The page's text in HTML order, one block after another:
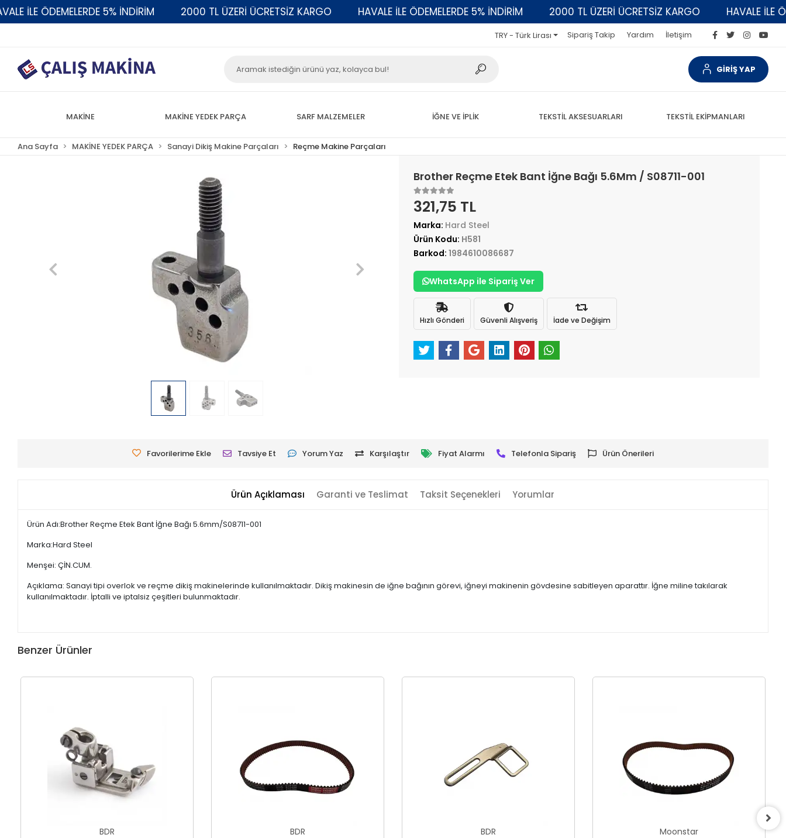
İLE ÖDEMELERDE 5% İNDİRİM 2000 TL ÜZERİ ÜCRETSİZ KARGO HAVALE İLE ÖDEMELERDE 5% İNDİRİM 2000 TL ÜZERİ ÜCRETSİZ KARGO HAVALE İLE
TRY - Türk Lirası Sipariş Takip Yardım İletişim
GİRİŞ YAP
MAKİNE MAKİNE YEDEK PARÇA SARF MALZEMELER İĞNE VE İPLİK TEKSTİL AKSESUARLARI TEKSTİL EKİPMANLARI
Ana Sayfa MAKİNE YEDEK PARÇA Sanayi Dikiş Makine Parçaları Reçme Makine Parçaları
Brother Reçme Etek Bant İğne Bağı 5.6Mm / S08711-001
321,75 TL
Marka: Hard Steel
Ürün Kodu: H581
Barkod: 1984610086687
WhatsApp ile Sipariş Ver
Hızlı Gönderi Güvenli Alışveriş İade ve Değişim
Favorilerime Ekle Tavsiye Et Yorum Yaz Karşılaştır Fiyat Alarmı Telefonla Sipariş Ürün Önerileri
Ürün Açıklaması Garanti ve Teslimat Taksit Seçenekleri Yorumlar
Ürün Adı:Brother Reçme Etek Bant İğne Bağı 5.6mm/S08711-001
Marka:Hard Steel
Menşei: ÇİN.CUM.
Açıklama: Sanayi tipi overlok ve reçme dikiş makinelerinde kullanılmaktadır. Dikiş makinesin de iğne bağının görevi, iğneyi makinenin gövdesine sabitleyen aparattır. İğne miline takılarak
kullanılmaktadır. İptalli ve iptalsiz çeşitleri bulunmaktadır.
Benzer Ürünler
BDR BDR BDR Moonstar